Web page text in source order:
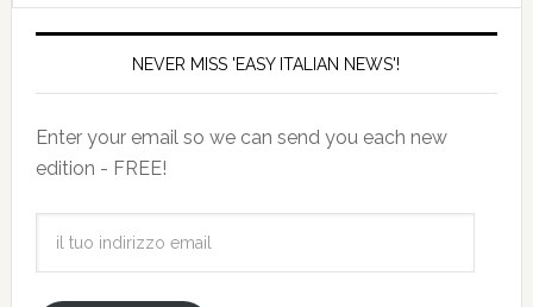
NEVER MISS 'EASY ITALIAN NEWS'!
Enter your email so we can send you each new
edition - FREE!